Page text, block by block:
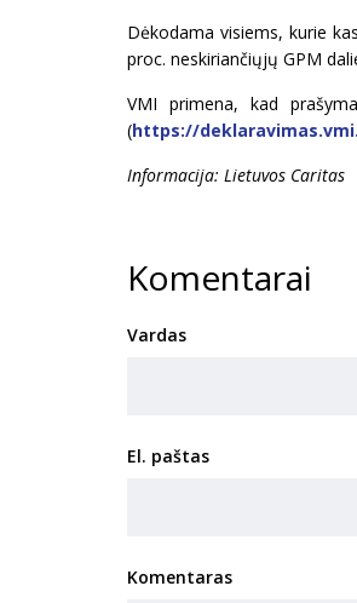
Dėkodama visiems, kurie
proc. neskiriančiųjų GPM
VMI primena, kad
(https://
Informacija: Lietuvos Caritas
Komentarai
Vardas
El. paštas
Komentaras